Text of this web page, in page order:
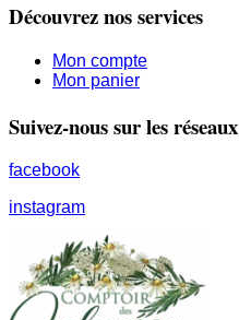
Découvrez nos services
Mon compte
Mon panier
Suivez-nous sur les réseaux
facebook
instagram